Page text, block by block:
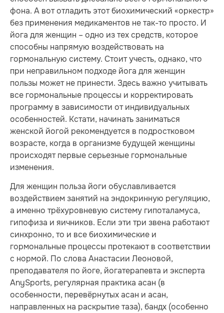
фона. А вот отладить этот биохимический «оркестр»
без применения медикаментов не так-то просто. И
йога для женщин – одно из тех средств, которое
способны напрямую воздействовать на
гормональную систему. Стоит учесть, однако, что
при неправильном подходе йога для женщин
пользы может не принести. Здесь важно учитывать
все гормональные процессы и корректировать
программу в зависимости от индивидуальных
особенностей. Кстати, начинать заниматься
женской йогой рекомендуется в подростковом
возрасте, когда в организме будущей женщины
происходят первые серьезные гормональные
изменения.
Для женщин польза йоги обуславливается
воздействием занятий на эндокринную регуляцию,
а именно трёхуровневую систему гипоталамуса,
гипофиза и яичников. Если эти три звена работают
синхронно, то и все биохимические и
гормональные процессы протекают в соответствии
с нормой. По слова Анастасии Леоновой,
преподавателя по йоге, йогатерапевта и эксперта
AnySports, регулярная практика асан (в
особенности, перевёрнутых асан и асан,
направленных на раскрытие таза), бандх (особенно